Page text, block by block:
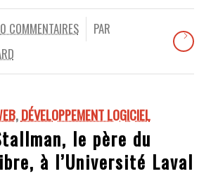
0 COMMENTAIRES
/
PAR
,DÉVELOPPEMENT LOGICIEL
le père du
à l’Université Laval